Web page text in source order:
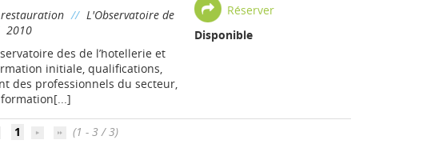
// L'Observatoire de
2010
des de l’hotellerie et
initiale, qualifications,
des professionnels du secteur,
Réserver
Disponible
1 (1 - 3 / 3)